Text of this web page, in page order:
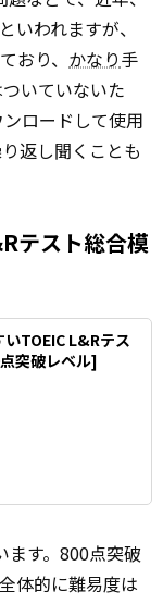
われますが、
おり、 かなり手
いていないた
ロードして使用
返し聞くことも
テスト総合模
TOEIC L&Rテス
突破レベル]
ます。800点突破
体的に難易度は